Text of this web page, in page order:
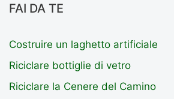
FAI DA TE
Costruire un laghetto artificiale
Riciclare bottiglie di vetro
Riciclare la Cenere del Camino